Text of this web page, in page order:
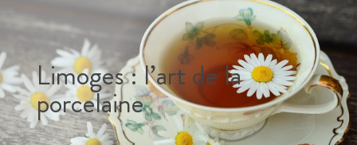
Limoges : l’art de la
porcelaine